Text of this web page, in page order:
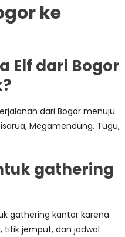
ke
Elf dari Bogor
dari Bogor menuju
Megamendung, Tugu,
gathering
gathering kantor karena
titik jemput, dan jadwal